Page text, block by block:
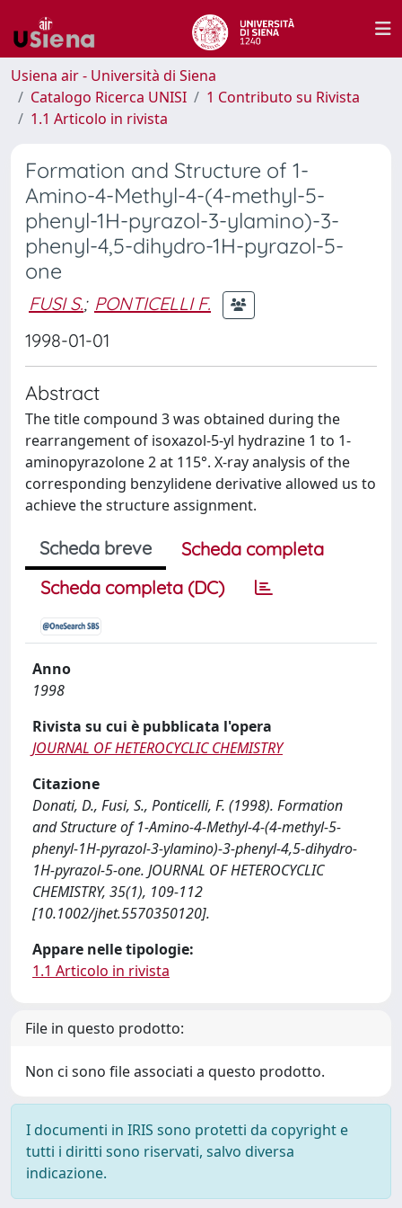
Usiena air - Università di Siena
Catalogo Ricerca UNISI
1 Contributo su Rivista
1.1 Articolo in rivista
Formation and Structure of 1-
Amino-4-Methyl-4-(4-methyl-5-
phenyl-1H-pyrazol-3-ylamino)-3-
phenyl-4,5-dihydro-1H-pyrazol-5-
one
FUSI S.; PONTICELLI F.
1998-01-01
Abstract
The title compound 3 was obtained during the
rearrangement of isoxazol-5-yl hydrazine 1 to 1-
aminopyrazolone 2 at 115°. X-ray analysis of the
corresponding benzylidene derivative allowed us to
achieve the structure assignment.
Scheda breve
Scheda completa
Scheda completa (DC)
Anno
1998
Rivista su cui è pubblicata l'opera
JOURNAL OF HETEROCYCLIC CHEMISTRY
Citazione
Donati, D., Fusi, S., Ponticelli, F. (1998). Formation
and Structure of 1-Amino-4-Methyl-4-(4-methyl-5-
phenyl-1H-pyrazol-3-ylamino)-3-phenyl-4,5-dihydro-
1H-pyrazol-5-one. JOURNAL OF HETEROCYCLIC
CHEMISTRY, 35(1), 109-112
[10.1002/jhet.5570350120].
Appare nelle tipologie:
1.1 Articolo in rivista
File in questo prodotto:
Non ci sono file associati a questo prodotto.
I documenti in IRIS sono protetti da copyright e
tutti i diritti sono riservati, salvo diversa
indicazione.